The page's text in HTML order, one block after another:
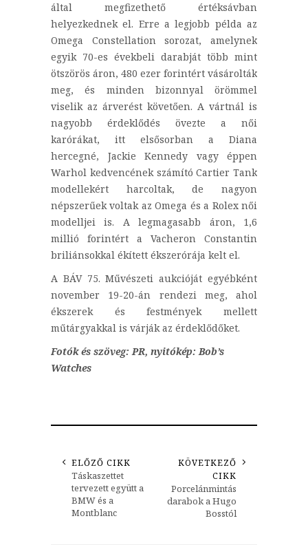
által megfizethető értéksávban
helyezkednek el. Erre a legjobb példa az
Omega Constellation sorozat, amelynek
egyik 70-es évekbeli darabját több mint
ötszörös áron, 480 ezer forintért vásárolták
meg, és minden bizonnyal örömmel
viselik az árverést követően. A vártnál is
nagyobb érdeklődés övezte a női
karórákat, itt elsősorban a Diana
hercegné, Jackie Kennedy vagy éppen
Warhol kedvencének számító Cartier Tank
modellekért harcoltak, de nagyon
népszerűek voltak az Omega és a Rolex női
modelljei is. A legmagasabb áron, 1,6
millió forintért a Vacheron Constantin
briliánsokkal ékített ékszerórája kelt el.
A BÁV 75. Művészeti aukcióját egyébként
november 19-20-án rendezi meg, ahol
ékszerek és festmények mellett
műtárgyakkal is várják az érdeklődőket.
Fotók és szöveg: PR, nyitókép: Bob’s
Watches
ELŐZŐ CIKK
Táskaszettet
tervezett együtt a
BMW és a
Montblanc
KÖVETKEZŐ
CIKK
Porcelánmintás
darabok a Hugo
Bosstól